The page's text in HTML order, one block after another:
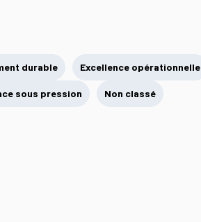
durable Excellence opérationnelle
sous pression Non classé